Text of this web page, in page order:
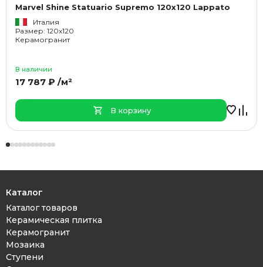
Marvel Shine Statuario Supremo 120x120 Lappato
Италия
Размер: 120x120
Керамогранит
В наличии
17 787 ₽ /м²
В корзину
Каталог
Каталог товаров
Керамическая плитка
Керамогранит
Мозаика
Ступени